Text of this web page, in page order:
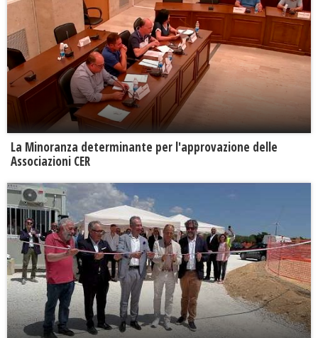
La Minoranza determinante per l'approvazione delle
Associazioni CER